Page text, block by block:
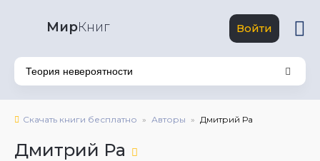
МирКниг Войти
Скачать книги бесплатно Авторы Дмитрий Ра
Дмитрий Ра